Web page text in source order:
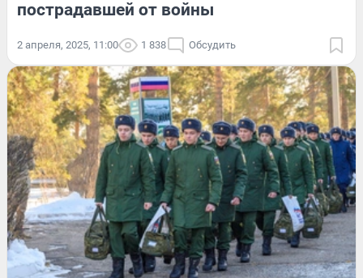
пострадавшей от войны
2 апреля, 2025, 11:00 1 838 Обсудить